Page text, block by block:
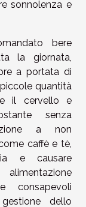
sonnolenza e
bere
la giornata,
a portata di
quantità
il cervello e
senza
a non
caffè e tè,
e causare
consapevoli
dello